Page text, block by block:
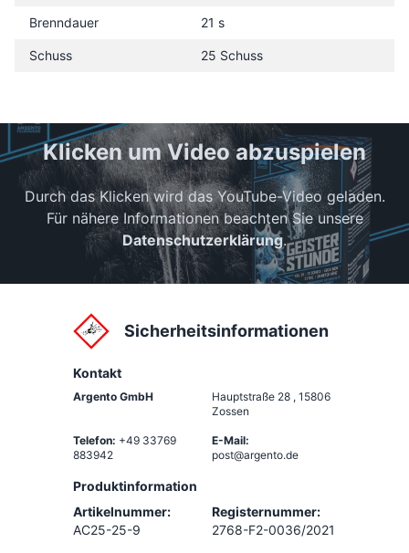
Brenndauer 21 s
Schuss 25 Schuss
Klicken um Video abzuspielen
Durch das Klicken wird das YouTube-Video geladen.
Für nähere Informationen beachten Sie unsere
Datenschutzerklärung.
Sicherheitsinformationen
Kontakt
Argento GmbH Hauptstraße 28 , 15806
Zossen
Telefon: +49 33769
883942
E-Mail:
post@argento.de
Produktinformation
Artikelnummer:
AC25-25-9
Registernummer:
2768-F2-0036/2021